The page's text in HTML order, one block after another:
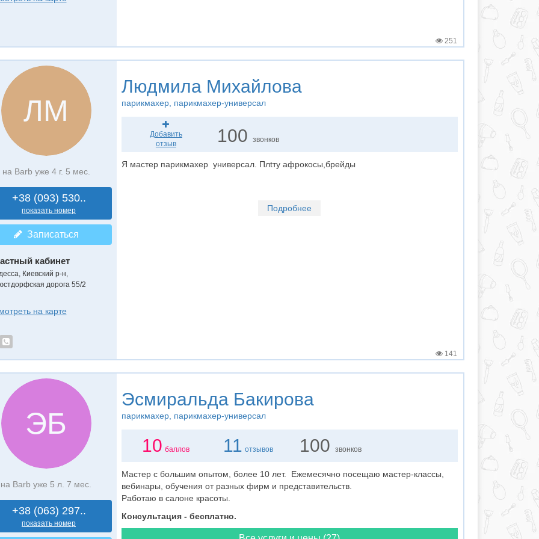
251
ЛМ
на Barb уже 4 г. 5 мес.
+38 (093) 530..
показать номер
Записаться
кабинет
Киевский р-н,
дорога 55/2
на карте
Людмила Михайлова
парикмахер, парикмахер-универсал
Добавить
отзыв
100звонков
Я мастер парикмахер универсал. Плtту афрокосы,брейды
Подробнее
141
ЭБ
на Barb уже 5 л. 7 мес.
+38 (063) 297..
показать номер
Эсмиральда Бакирова
парикмахер, парикмахер-универсал
10 баллов 11 отзывов 100 звонков
Мастер с большим опытом, более 10 лет. Ежемесячно посещаю мастер-классы,
вебинары, обучения от разных фирм и представительств.
Работаю в салоне красоты.
Консультация - бесплатно.